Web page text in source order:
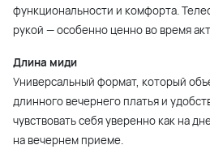
функциональности и комфорта.
рукой — особенно ценно во время
Длина миди
Универсальный формат, который
длинного вечернего платья и
чувствовать себя уверенно как на
на вечернем приеме.